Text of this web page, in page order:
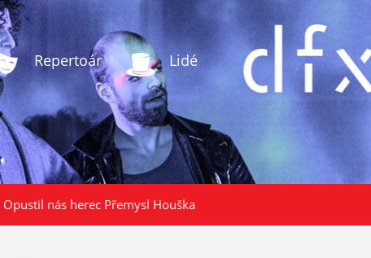
Repertoár Lidé
Opustil nás herec Přemysl Houška